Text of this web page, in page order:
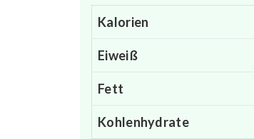
Kalorien
Eiweiß
Fett
Kohlenhydrate